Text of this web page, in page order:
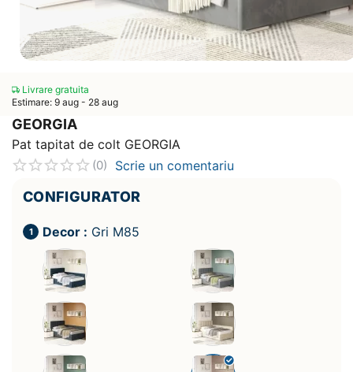
Livrare gratuita
Estimare: 9 aug - 28 aug
GEORGIA
Pat tapitat de colt GEORGIA
(0) Scrie un comentariu
CONFIGURATOR
Decor : Gri M85